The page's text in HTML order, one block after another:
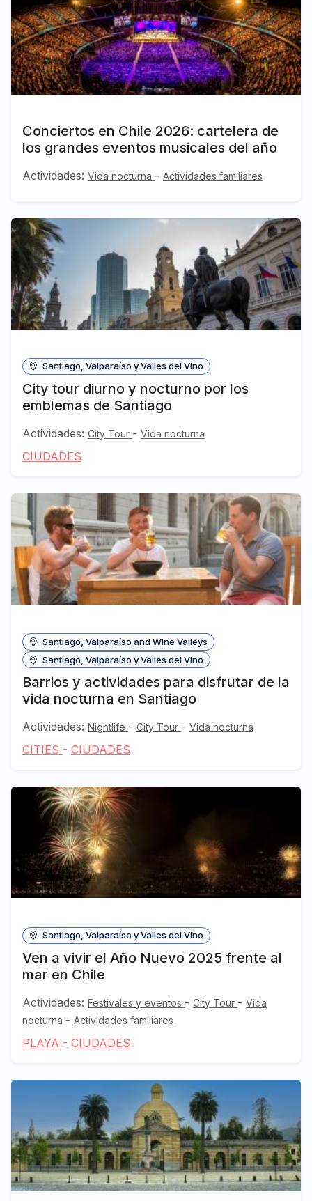
Conciertos en Chile 2026: cartelera de
los grandes eventos musicales del año
Actividades: Vida nocturna - Actividades familiares
Santiago, Valparaíso y Valles del Vino
City tour diurno y nocturno por los
emblemas de Santiago
Actividades: City Tour - Vida nocturna
CIUDADES
Santiago, Valparaíso and Wine Valleys
Santiago, Valparaíso y Valles del Vino
Barrios y actividades para disfrutar de la
vida nocturna en Santiago
Actividades: Nightlife - City Tour - Vida nocturna
CITIES - CIUDADES
Santiago, Valparaíso y Valles del Vino
Ven a vivir el Año Nuevo 2025 frente al
mar en Chile
Actividades: Festivales y eventos - City Tour - Vida
nocturna - Actividades familiares
PLAYA - CIUDADES